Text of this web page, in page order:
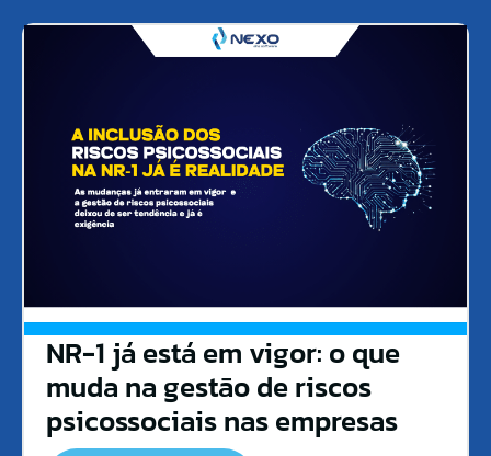
NR-1 já está em vigor: o que
muda na gestão de riscos
psicossociais nas empresas